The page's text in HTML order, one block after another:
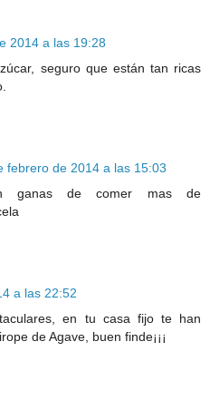
2014 a las 19:28
seguro que están tan ricas
febrero de 2014 a las 15:03
ganas de comer mas de
a las 22:52
en tu casa fijo te han
de Agave, buen finde¡¡¡